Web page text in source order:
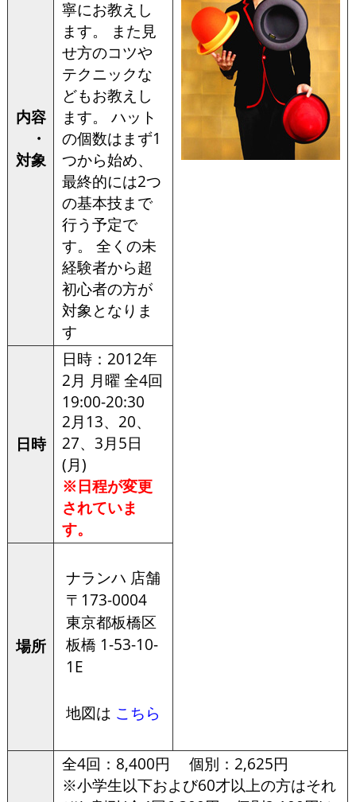
内容
・
対象
寧にお教えし
ます。 また見
せ方のコツや
テクニックな
どもお教えし
ます。 ハット
の個数はまず1
つから始め、
最終的には2つ
の基本技まで
行う予定で
す。 全くの未
経験者から超
初心者の方が
対象となりま
す
日時
日時：2012年
2月 月曜 全4回
19:00-20:30
2月13、20、
27、3月5日
(月)
※日程が変更
されていま
す。
場所
ナランハ 店舗
〒173-0004
東京都板橋区
板橋 1-53-10-
1E
地図は こちら
全4回：8,400円 個別：2,625円
※小学生以下および60才以上の方はそれ